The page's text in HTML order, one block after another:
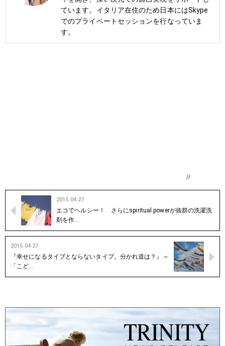
ています。イタリア在住のため日本にはSkype
でのプライベートセッションを行なっていま
す。
//
2015.04.27
エコでヘルシー！ さらにspiritual powerが抜群の洗濯洗
剤を作…
2015.04.27
『幸せになるタイプとならないタイプ。分かれ道は？』～
「こど…